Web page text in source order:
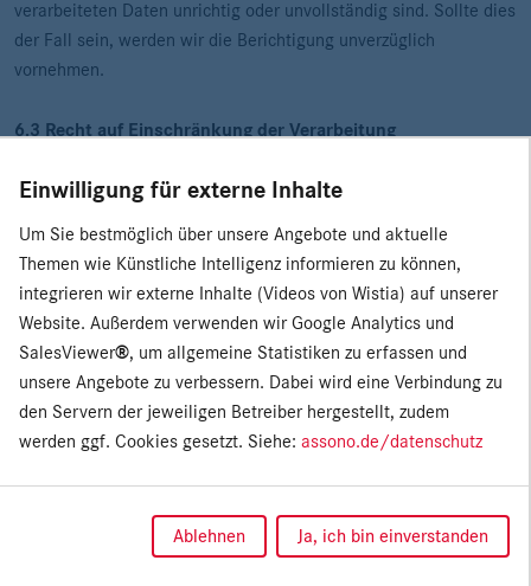
verarbeiteten Daten unrichtig oder unvollständig sind. Sollte dies
der Fall sein, werden wir die Berichtigung unverzüglich
vornehmen.
6.3 Recht auf Einschränkung der Verarbeitung
Sie haben unter folgenden Voraussetzungen das Recht die
zu verlangen, wenn:
Sie die Richtigkeit Ihrer personenbezogenen Daten für eine
Dauer bestreiten, die es uns ermöglicht, die Richtigkeit der
Daten zu überprüfen;
die Verarbeitung unrechtmäßig ist und Sie die Löschung Ihrer
personenbezogenen Daten ablehnen und stattdessen die
Einschränkung der Nutzung verlangen;
wir Ihre personenbezogenen Daten für die Zwecke der
Verarbeitung nicht länger benötigen, Sie diese jedoch zur
Geltendmachung, Ausübung oder Verteidigung von
Einwilligung für externe Inhalte
Um Sie bestmöglich über unsere Angebote und aktuelle
Themen wie Künstliche Intelligenz informieren zu können,
integrieren wir externe Inhalte (Videos von Wistia) auf unserer
Website. Außerdem verwenden wir Google Analytics und
SalesViewer®, um allgemeine Statistiken zu erfassen und
unsere Angebote zu verbessern. Dabei wird eine Verbindung zu
den Servern der jeweiligen Betreiber hergestellt, zudem
werden ggf. Cookies gesetzt. Siehe: assono.de/datenschutz
Ablehnen Ja, ich bin einverstanden